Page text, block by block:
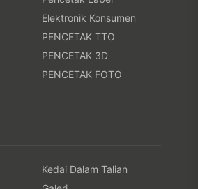
Elektronik Konsumen
PENCETAK TTO
PENCETAK 3D
PENCETAK FOTO
Kedai Dalam Talian